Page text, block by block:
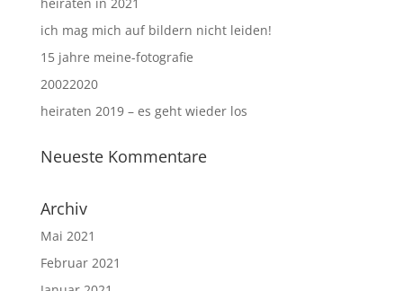
heiraten in 2021
ich mag mich auf bildern nicht leiden!
15 jahre meine-fotografie
20022020
heiraten 2019 – es geht wieder los
Neueste Kommentare
Archiv
Mai 2021
Februar 2021